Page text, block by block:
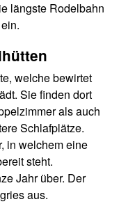
längste Rodelbahn
welche bewirtet
Sie finden dort
als auch
Schlafplätze.
in welchem eine
steht.
Jahr über. Der
aus.